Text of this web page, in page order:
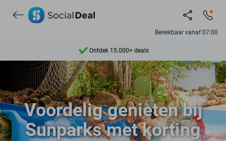
Bereikbaar vanaf 07:00
Ontdek 15.000+ deals
7 dagen per week beschikbaar
10+ miljoen leden
9,4
Ontdek 15.000+ deals
Voordelig genieten bij
Sunparks met korting